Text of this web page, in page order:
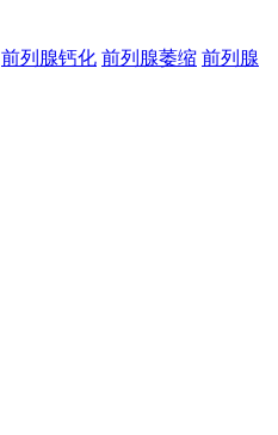
前列腺钙化 前列腺萎缩 前列腺